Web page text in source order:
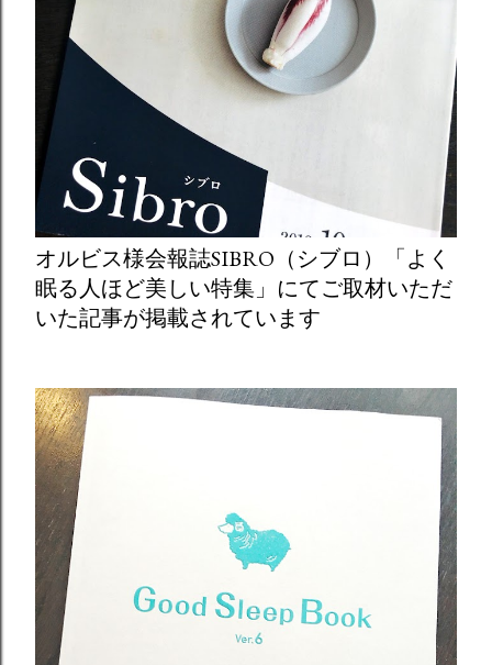
オルビス様会報誌SIBRO（シブロ）「よく
眠る人ほど美しい特集」にてご取材いただ
いた記事が掲載されています